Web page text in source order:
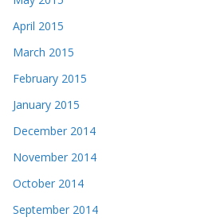
April 2015
March 2015
February 2015
January 2015
December 2014
November 2014
October 2014
September 2014